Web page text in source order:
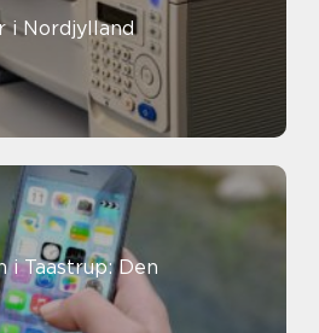
i Nordjylland
i Taastrup: Den